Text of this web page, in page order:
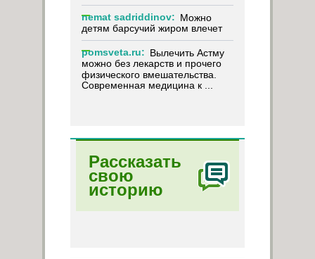
nemat sadriddinov: Можно
детям барсучий жиром влечет
pomsveta.ru: Вылечить Астму
можно без лекарств и прочего
физического вмешательства.
Современная медицина к ...
Рассказать
свою
историю